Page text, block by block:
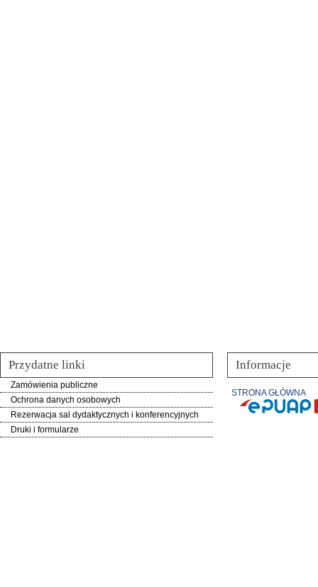
Przydatne linki
Zamówienia publiczne
Ochrona danych osobowych
Rezerwacja sal dydaktycznych i konferencyjnych
Druki i formularze
Informacje
STRONA GŁÓWNA